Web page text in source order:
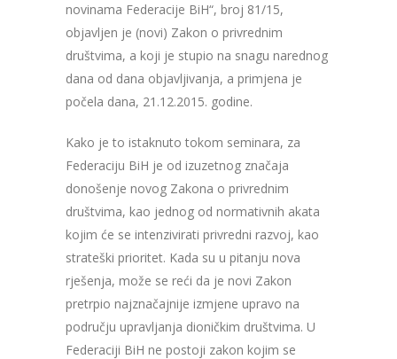
novinama Federacije BiH“, broj 81/15,
objavljen je (novi) Zakon o privrednim
društvima, a koji je stupio na snagu narednog
dana od dana objavljivanja, a primjena je
počela dana, 21.12.2015. godine.
Kako je to istaknuto tokom seminara, za
Federaciju BiH je od izuzetnog značaja
donošenje novog Zakona o privrednim
društvima, kao jednog od normativnih akata
kojim će se intenzivirati privredni razvoj, kao
strateški prioritet. Kada su u pitanju nova
rješenja, može se reći da je novi Zakon
pretrpio najznačajnije izmjene upravo na
području upravljanja dioničkim društvima. U
Federaciji BiH ne postoji zakon kojim se